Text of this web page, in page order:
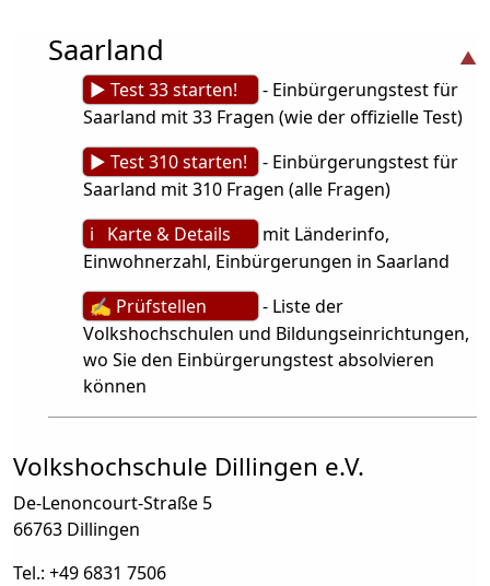
Saarland
► Test 33 starten!
- Einbürgerungstest für
Saarland mit 33 Fragen (wie der offizielle Test)
► Test 310 starten!
- Einbürgerungstest für
Saarland mit 310 Fragen (alle Fragen)
ℹ Karte & Details
mit Länderinfo,
Einwohnerzahl, Einbürgerungen in Saarland
✍ Prüfstellen
- Liste der
Volkshochschulen und Bildungseinrichtungen,
wo Sie den Einbürgerungstest absolvieren
können
Volkshochschule Dillingen e.V.
De-Lenoncourt-Straße 5
66763 Dillingen
Tel.: +49 6831 7506